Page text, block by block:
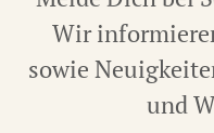
Wir
sowie
und